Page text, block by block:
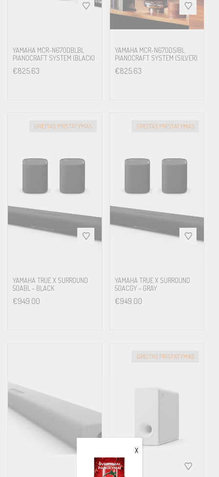
YAMAHA MCR-N670DBLBL
PIANOCRAFT SYSTEM (BLACK)
€825.63
YAMAHA MCR-N670DSIBL
PIANOCRAFT SYSTEM (SILVER)
€825.63
GREITAS PRISTATYMAS
YAMAHA TRUE X SURROUND
50ABL – BLACK
€949.00
GREITAS PRISTATYMAS
YAMAHA TRUE X SURROUND
50ACGY – GRAY
€949.00
GREITAS PRISTATYMAS
X